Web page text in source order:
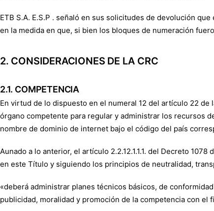
ETB S.A. E.S.P . señaló en sus solicitudes de devolución
en la medida en que, si bien los bloques de numeración
2. CONSIDERACIONES DE LA CRC
2.1. COMPETENCIA
En virtud de lo dispuesto en el numeral 12 del artículo 22 de
órgano competente para regular y administrar los recursos
nombre de dominio de internet bajo el código del país
Aunado a lo anterior, el artículo 2.2.12.1.1.1. del Decreto
en este Título y siguiendo los principios de neutralidad,
«deberá administrar planes técnicos básicos, de
publicidad, moralidad y promoción de la competencia con